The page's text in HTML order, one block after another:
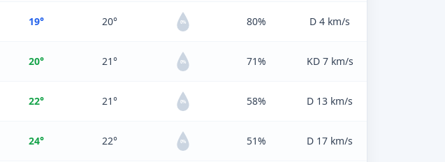
19° 20° 0% 80% D 4 km/s
20° 21° 0% 71% KD 7 km/s
22° 21° 0% 58% D 13 km/s
24° 22° 0% 51% D 17 km/s